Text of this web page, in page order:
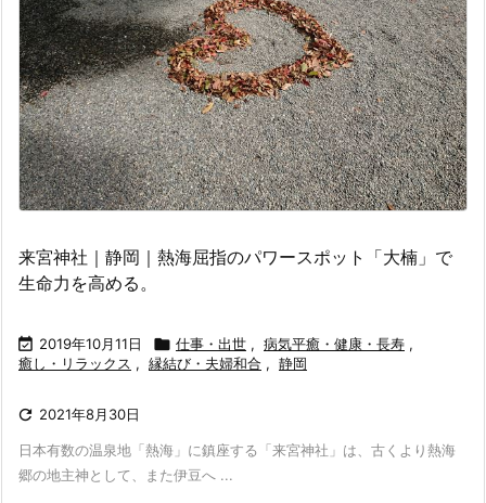
来宮神社｜静岡｜熱海屈指のパワースポット「大楠」で
生命力を高める。
 2019年10月11日  仕事・出世 , 病気平癒・健康・長寿 ,
癒し・リラックス , 縁結び・夫婦和合 , 静岡
 2021年8月30日
日本有数の温泉地「熱海」に鎮座する「来宮神社」は、古くより熱海
郷の地主神として、また伊豆へ ...